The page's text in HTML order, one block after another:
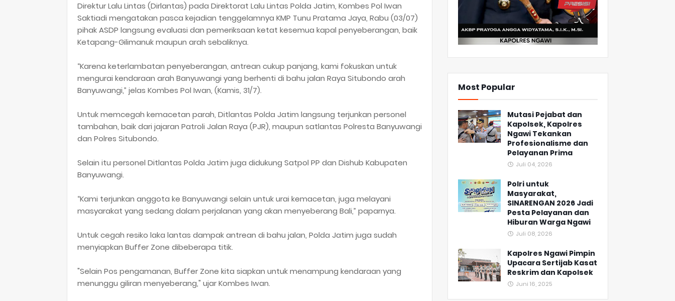
Direktur Lalu Lintas (Dirlantas) pada Direktorat Lalu Lintas Polda Jatim, Kombes Pol Iwan
Saktiadi mengatakan pasca kejadian tenggelamnya KMP Tunu Pratama Jaya, Rabu (03/07)
pihak ASDP langsung evaluasi dan pemeriksaan ketat kesemua kapal penyeberangan, baik
Ketapang-Gilimanuk maupun arah sebaliknya.
“Karena keterlambatan penyeberangan, antrean cukup panjang, kami fokuskan untuk
mengurai kendaraan arah Banyuwangi yang berhenti di bahu jalan Raya Situbondo arah
Banyuwangi,” jelas Kombes Pol Iwan, (Kamis, 31/7).
Untuk memcegah kemacetan parah, Ditlantas Polda Jatim langsung terjunkan personel
tambahan, baik dari jajaran Patroli Jalan Raya (PJR), maupun satlantas Polresta Banyuwangi
dan Polres Situbondo.
Selain itu personel Ditlantas Polda Jatim juga didukung Satpol PP dan Dishub Kabupaten
Banyuwangi.
“Kami terjunkan anggota ke Banyuwangi selain untuk urai kemacetan, juga melayani
masyarakat yang sedang dalam perjalanan yang akan menyeberang Bali,” paparnya.
Untuk cegah resiko laka lantas dampak antrean di bahu jalan, Polda Jatim juga sudah
menyiapkan Buffer Zone dibeberapa titik.
"Selain Pos pengamanan, Buffer Zone kita siapkan untuk menampung kendaraan yang
menunggu giliran menyeberang," ujar Kombes Iwan.
Most Popular
Mutasi Pejabat dan
Kapolsek, Kapolres
Ngawi Tekankan
Profesionalisme dan
Pelayanan Prima
Juli 04, 2026
Polri untuk
Masyarakat,
SINARENGAN 2026 Jadi
Pesta Pelayanan dan
Hiburan Warga Ngawi
Juli 08, 2026
Kapolres Ngawi Pimpin
Upacara Sertijab Kasat
Reskrim dan Kapolsek
Juni 16, 2025